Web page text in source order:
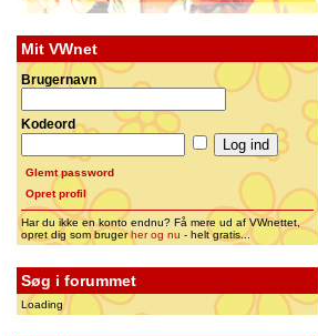
Mit VWnet
Brugernavn
Kodeord
Glemt password
Opret profil
Har du ikke en konto endnu? Få mere ud af VWnettet,
opret dig som brugerher og nu - helt gratis...
Søg i forummet
Loading